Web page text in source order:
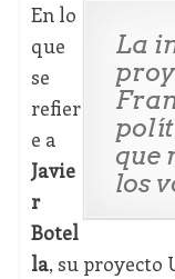
La
que
los
En lo
que
se
refier
e a
Javie
r
Botel
la, su proyecto